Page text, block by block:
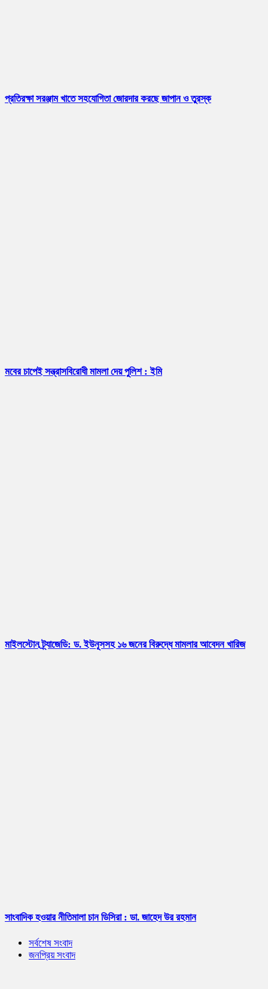
প্রতিরক্ষা সরঞ্জাম খাতে সহযোগিতা জোরদার করছে জাপান ও তুরস্ক
মবের চাপেই সন্ত্রাসবিরোধী মামলা দেয় পুলিশ : ইমি
মাইলস্টোন ট্র্যাজেডি: ড. ইউনূসসহ ১৬ জনের বিরুদ্ধে মামলার আবেদন খারিজ
সাংবাদিক হওয়ার নীতিমালা চান ডিসিরা : ডা. জাহেদ উর রহমান
সর্বশেষ সংবাদ
জনপ্রিয় সংবাদ